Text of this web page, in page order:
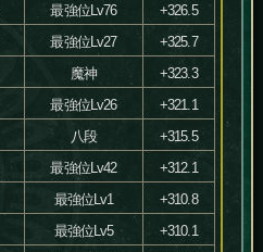
最強位Lv76
+326.5
最強位Lv27
+325.7
魔神
+323.3
最強位Lv26
+321.1
八段
+315.5
最強位Lv42
+312.1
最強位Lv1
+310.8
最強位Lv5
+310.1